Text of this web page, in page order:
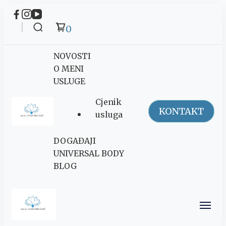
0
Maja Šegović
Ananda
NOVOSTI
O MENI
USLUGE
Cjenik
usluga
DOGAĐAJI
UNIVERSAL BODY
BLOG
KONTAKT